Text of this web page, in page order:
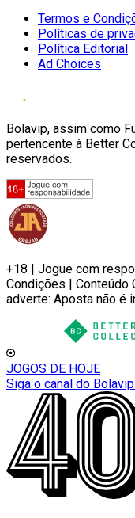
Termos e
Políticas de
Política Editorial
Ad Choices
Bolavip, assim como
pertencente à Better
reservados.
+18 | Jogue com
Condições | Conteúdo
adverte: Aposta não é
JOGOS DE HOJE
Siga o canal do